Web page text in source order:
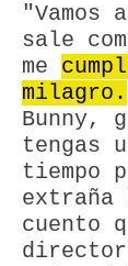
"Vamos
sale
me
milagro.
Bunny,
tengas
tiempo
cuento